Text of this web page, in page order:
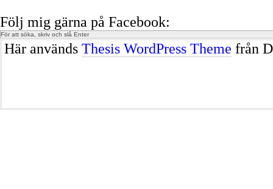
Följ mig gärna på Facebook:
Här används Thesis WordPress Theme från